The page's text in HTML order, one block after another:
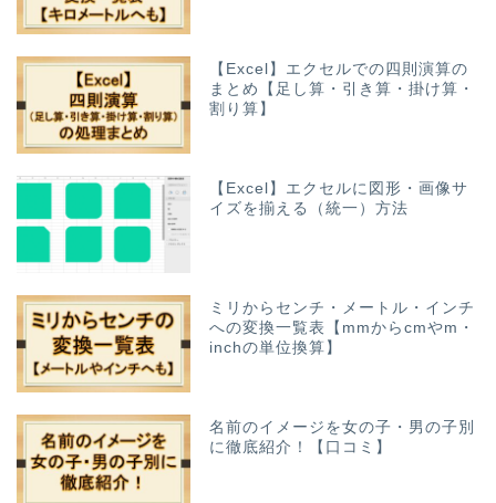
【Excel】エクセルでの四則演算の
まとめ【足し算・引き算・掛け算・
割り算】
【Excel】エクセルに図形・画像サ
イズを揃える（統一）方法
ミリからセンチ・メートル・インチ
への変換一覧表【mmからcmやm・
inchの単位換算】
名前のイメージを女の子・男の子別
に徹底紹介！【口コミ】